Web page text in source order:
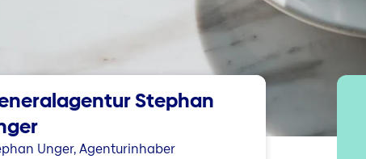
Stephan
Unger, Agenturinhaber